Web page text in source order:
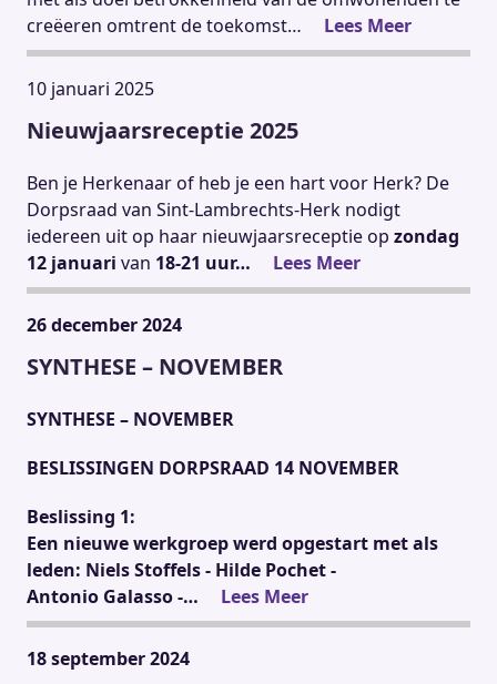
creëeren omtrent de toekomst…
Lees Meer
10 januari 2025
Nieuwjaarsreceptie 2025
Ben je Herkenaar of heb je een hart voor Herk? De
Dorpsraad van Sint-Lambrechts-Herk nodigt
iedereen uit op haar nieuwjaarsreceptie op zondag
12 januari van 18-21 uur… Lees Meer
26 december 2024
SYNTHESE – NOVEMBER
SYNTHESE – NOVEMBER
BESLISSINGEN DORPSRAAD 14 NOVEMBER
Beslissing 1:
Een nieuwe werkgroep werd opgestart met als
leden: Niels Stoffels - Hilde Pochet -
Antonio Galasso -…
Lees Meer
18 september 2024